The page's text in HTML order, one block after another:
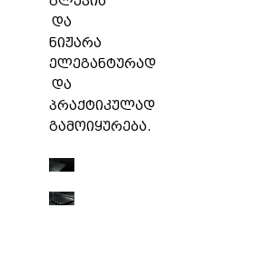
და
ნიჟარა
ელეგანტურად
და
პრაქტიკულად
გამოიყურება.